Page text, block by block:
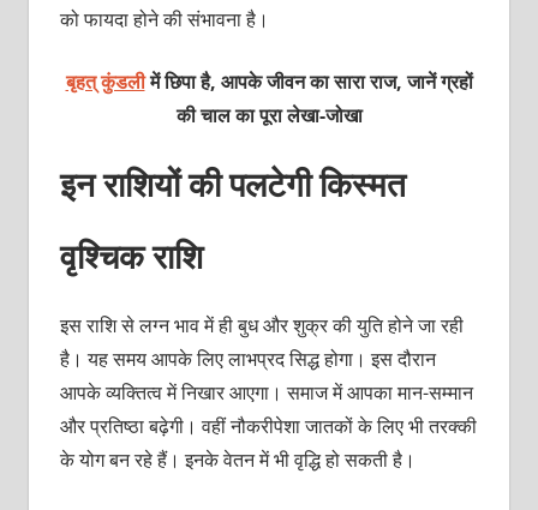
को फायदा होने की संभावना है।
बृहत् कुंडलीमें छिपा है, आपके जीवन का सारा राज, जानें ग्रहों
की चाल का पूरा लेखा-जोखा
इन राशियों की पलटेगी किस्‍मत
वृश्चिक राशि
इस राशि से लग्‍न भाव में ही बुध और शुक्र की युति होने जा रही
है। यह समय आपके लिए लाभप्रद सिद्ध होगा। इस दौरान
आपके व्‍यक्‍तित्‍व में निखार आएगा। समाज में आपका मान-सम्‍मान
और प्रतिष्‍ठा बढ़ेगी। वहीं नौकरीपेशा जातकों के लिए भी तरक्‍की
के योग बन रहे हैं। इनके वेतन में भी वृद्धि हो सकती है।